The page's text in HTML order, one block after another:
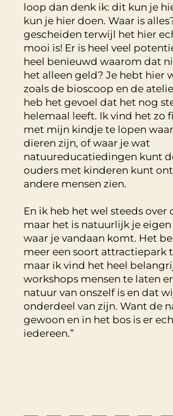
loop dan denk ik: dit kun je
kun je hier doen. Waar is
gescheiden terwijl het hier
mooi is! Er is heel veel
heel benieuwd waarom dat
het alleen geld? Je hebt hier
zoals de bioscoop en de
heb het gevoel dat het nog
helemaal leeft. Ik vind het zo
met mijn kindje te lopen
dieren zijn, of waar je wat
natuureducatiedingen kunt
ouders met kinderen kunt
andere mensen zien.
En ik heb het wel steeds over
maar het is natuurlijk je
waar je vandaan komt. Het
meer een soort attractiepark
maar ik vind het heel
workshops mensen te laten
natuur van onszelf is en dat
onderdeel van zijn. Want de
gewoon en in het bos is er
iedereen.”